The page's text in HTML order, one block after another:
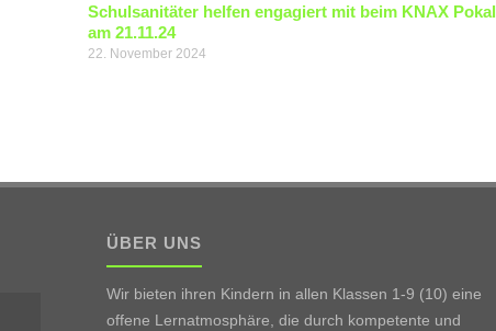
Schulsanitäter helfen engagiert mit beim KNAX Pokal
am 21.11.24
22. November 2024
ÜBER UNS
Wir bieten ihren Kindern in allen Klassen 1-9 (10) eine
offene Lernatmosphäre, die durch kompetente und